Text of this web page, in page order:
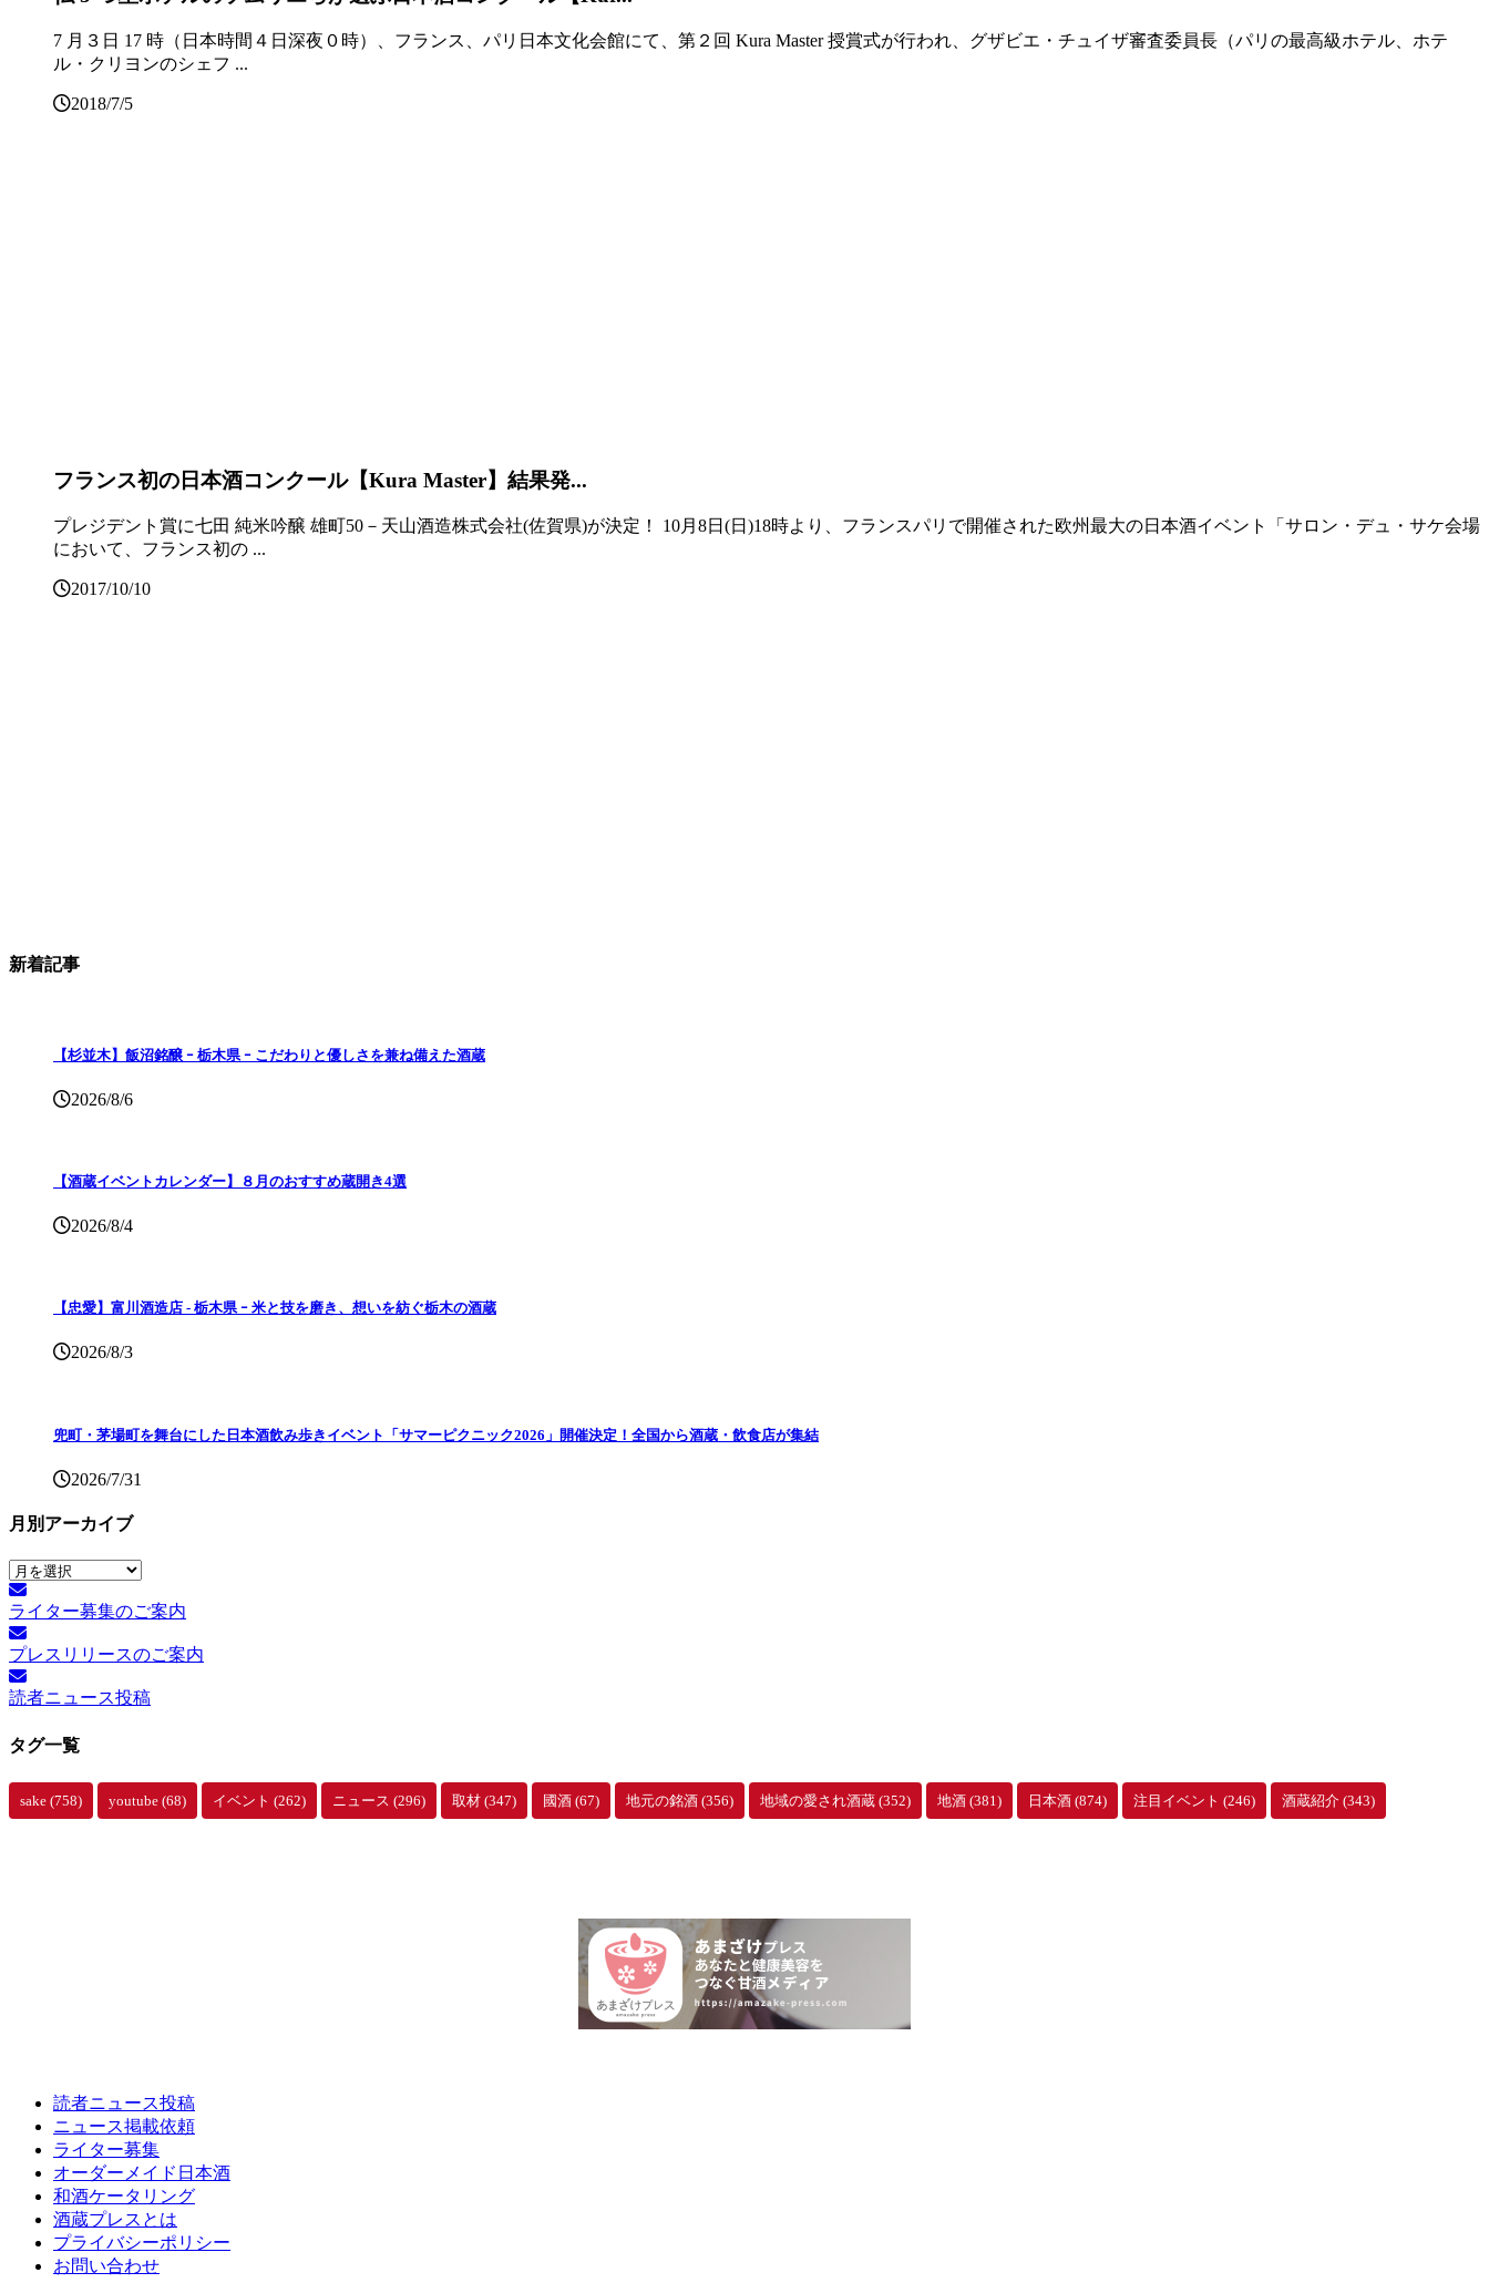
7 月３日 17 時（日本時間４日深夜０時）、フランス、パリ日本文化会館にて、第２回 Kura Master 授賞式が行われ、グザビエ・チュイザ審査委員長（パリの最高級ホテル、ホテ
ル・クリヨンのシェフ ...
2018/7/5
フランス初の日本酒コンクール【Kura Master】結果発...
プレジデント賞に七田 純米吟醸 雄町50－天山酒造株式会社(佐賀県)が決定！ 10月8日(日)18時より、フランスパリで開催された欧州最大の日本酒イベント「サロン・デュ・サケ会場
において、フランス初の ...
2017/10/10
新着記事
【杉並木】飯沼銘醸 ｰ 栃木県 ｰ こだわりと優しさを兼ね備えた酒蔵
2026/8/6
【酒蔵イベントカレンダー】８月のおすすめ蔵開き4選
2026/8/4
【忠愛】富川酒造店 ‐ 栃木県 ｰ 米と技を磨き、想いを紡ぐ栃木の酒蔵
2026/8/3
兜町・茅場町を舞台にした日本酒飲み歩きイベント「サマーピクニック2026」開催決定！全国から酒蔵・飲食店が集結
2026/7/31
月別アーカイブ
月
別
ア
ー
カ
イ
ブ
ライター募集のご案内
プレスリリースのご案内
読者ニュース投稿
タグ一覧
sake (758) youtube (68) イベント (262) ニュース (296) 取材 (347) 國酒 (67) 地元の銘酒 (356) 地域の愛され酒蔵 (352) 地酒 (381) 日本酒 (874) 注目イベント (246) 酒蔵紹介 (343)
読者ニュース投稿
ニュース掲載依頼
ライター募集
オーダーメイド日本酒
和酒ケータリング
酒蔵プレスとは
プライバシーポリシー
お問い合わせ